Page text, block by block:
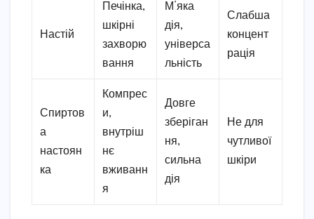
Настій
Печінка,
шкірні
захворю
вання
М’яка
дія,
універса
льність
Слабша
концент
рація
Спиртов
а
настоян
ка
Компрес
и,
внутріш
нє
вживанн
я
Довге
зберіган
ня,
сильна
дія
Не для
чутливої
шкіри